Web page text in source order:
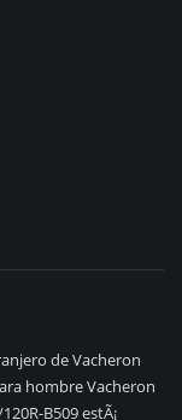
de Vacheron
hombre Vacheron
B509 estÃ¡